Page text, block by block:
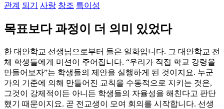
관계 되기 사랑 창조 특이성
목표보다 과정이 더 의미 있었다
한 대안학교 선생님으로부터 들은 일화입니다. 그 대안학교 전
체 학생들에게 미션이 주어집니다. “우리가 직접 학교 강령을
만들어보자”는 학생들의 제안을 실행하게 된 것이지요. 누군
가의 기준에 의해 만들어진 교칙을 수동적으로 지키는 것은,
그것이 강제적이든 아니든 학생들의 자율성을 해친다고 판단
했기 때문이지요. 곧 전교생이 모여 회의를 시작합니다. 선생